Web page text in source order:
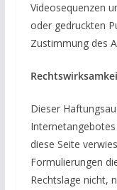
Videosequenzen
oder gedruckten
Zustimmung des
Dieser
diese Seite
Formulierungen
Rechtslage nicht,